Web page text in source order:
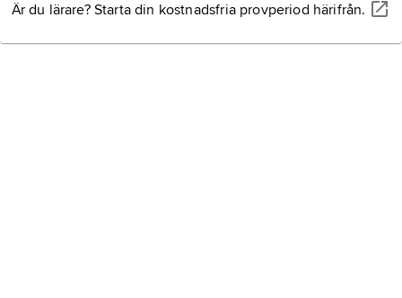
Är du lärare? Starta din kostnadsfria provperiod härifrån.